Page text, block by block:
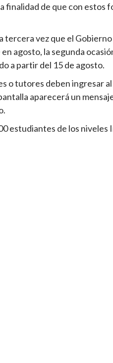
finalidad de que con estos
tercera vez que el
agosto, la segunda
a partir del 15 de agosto.
o tutores deben ingresar
aparecerá un
estudiantes de los niveles